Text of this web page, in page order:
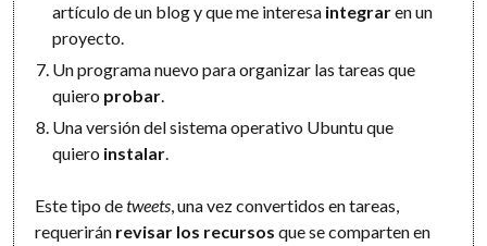
artículo de un blog y que me interesa integraren un
proyecto.
Un programa nuevo para organizar las tareas que
quiero probar.
Una versión del sistema operativo Ubuntu que
quiero instalar.
Este tipo detweets, una vez convertidos en tareas,
requerirán revisar los recursos que se comparten en